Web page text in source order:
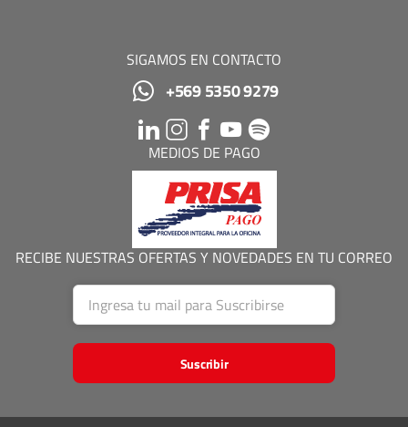
SIGAMOS EN CONTACTO
+569 5350 9279
MEDIOS DE PAGO
RECIBE NUESTRAS OFERTAS Y NOVEDADES EN TU CORREO
Suscribir